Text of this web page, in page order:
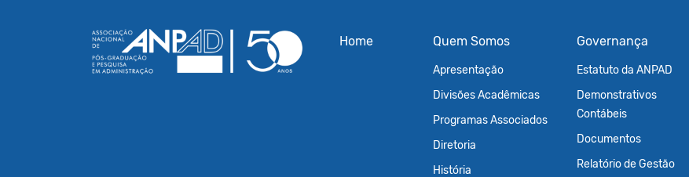
Home Quem Somos
Apresentação
Divisões Acadêmicas
Programas Associados
Diretoria
História
Governança
Estatuto da ANPAD
Demonstrativos
Contábeis
Documentos
Relatório de Gestão